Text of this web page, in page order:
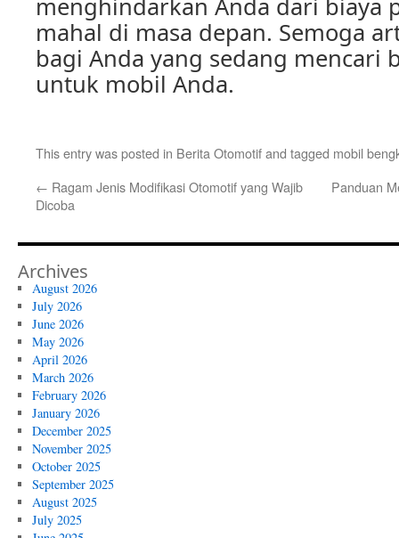
menghindarkan Anda dari biaya
mahal di masa depan. Semoga
bagi Anda yang sedang mencari
untuk mobil Anda.
This entry was posted in Berita Otomotifand tagged mobil
← Ragam Jenis Modifikasi Otomotif yang Wajib
Dicoba
Panduan
Archives
August 2026
July 2026
June 2026
May 2026
April 2026
March 2026
February 2026
January 2026
December 2025
November 2025
October 2025
September 2025
August 2025
July 2025